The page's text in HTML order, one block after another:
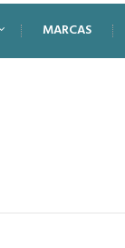
MARCAS